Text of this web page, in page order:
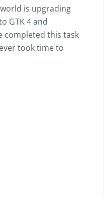
is upgrading
GTK 4 and
completed this task
took time to